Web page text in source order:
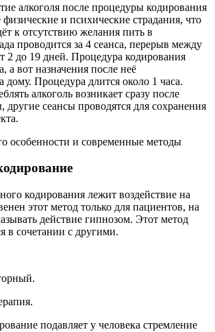
алкоголя после процедуры кодирования
и психические страдания, что
к отсутствию желания пить в
проводится за 4 сеанса, перерыв между
2 до 19 дней. Процедура кодирования
а вот назначения после неё
дому. Процедура длится около 1 часа.
алкоголь возникает сразу после
сеансы проводятся для сохранения
кодирования лежит воздействие на
этот метод только для пациентов, на
действие гипнозом. Этот метод
в сочетании с другими.
подавляет у человека стремление